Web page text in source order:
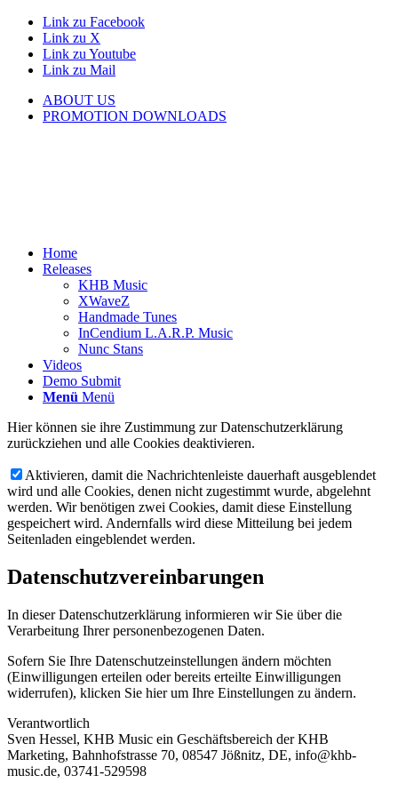
Link zu Facebook
Link zu X
Link zu Youtube
Link zu Mail
ABOUT US
PROMOTION DOWNLOADS
Home
Releases
KHB Music
XWaveZ
Handmade Tunes
InCendium L.A.R.P. Music
Nunc Stans
Videos
Demo Submit
Menü Menü
Hier können sie ihre Zustimmung zur Datenschutzerklärung
zurückziehen und alle Cookies deaktivieren.
Aktivieren, damit die Nachrichtenleiste dauerhaft ausgeblendet
wird und alle Cookies, denen nicht zugestimmt wurde, abgelehnt
werden. Wir benötigen zwei Cookies, damit diese Einstellung
gespeichert wird. Andernfalls wird diese Mitteilung bei jedem
Seitenladen eingeblendet werden.
Datenschutzvereinbarungen
In dieser Datenschutzerklärung informieren wir Sie über die
Verarbeitung Ihrer personenbezogenen Daten.
Sofern Sie Ihre Datenschutzeinstellungen ändern möchten
(Einwilligungen erteilen oder bereits erteilte Einwilligungen
widerrufen), klicken Sie hier um Ihre Einstellungen zu ändern.
Verantwortlich
Sven Hessel, KHB Music ein Geschäftsbereich der KHB
Marketing, Bahnhofstrasse 70, 08547 Jößnitz, DE, info@khb-
music.de, 03741-529598